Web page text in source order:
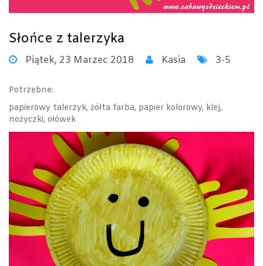
Słońce z talerzyka
Piątek, 23 Marzec 2018 Kasia 3-5
Potrzebne:
papierowy talerzyk, żółta farba, papier kolorowy, klej,
nożyczki, ołówek